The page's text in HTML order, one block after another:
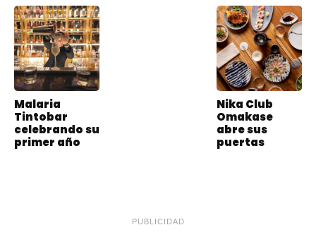
Malaria
Tintobar
celebrando su
primer año
Nika Club
Omakase
abre sus
puertas
PUBLICIDAD